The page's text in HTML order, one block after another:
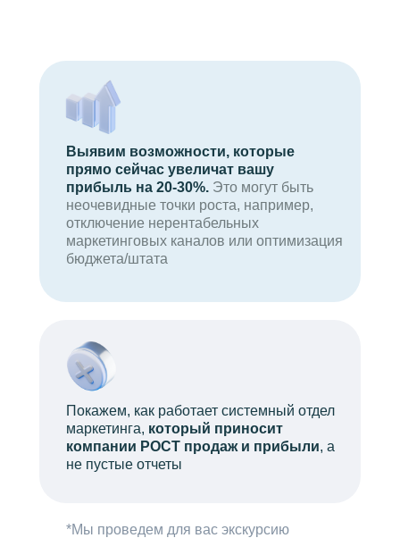
Покажем, как работает системный отдел
маркетинга, который приносит
компании РОСТ продаж и прибыли, а
не пустые отчеты
Выявим возможности, которые
прямо сейчас увеличат вашу
прибыль на 20-30%. Это могут быть
неочевидные точки роста, например,
отключение нерентабельных
маркетинговых каналов или оптимизация
бюджета/штата
*Мы проведем для вас экскурсию